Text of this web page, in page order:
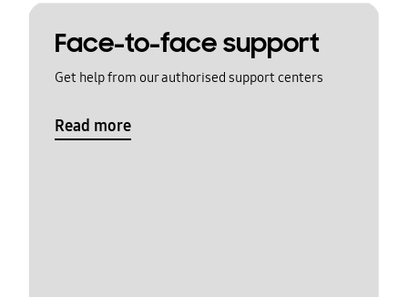
Face-to-face support
Get help from our authorised support centers
Read more